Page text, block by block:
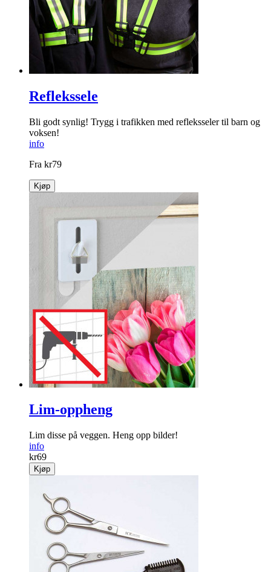
Reflekssele
Bli godt synlig! Trygg i trafikken med refleksseler til barn og
voksen!
info
Fra kr79
Kjøp
Lim-oppheng
Lim disse på veggen. Heng opp bilder!
info
kr69
Kjøp